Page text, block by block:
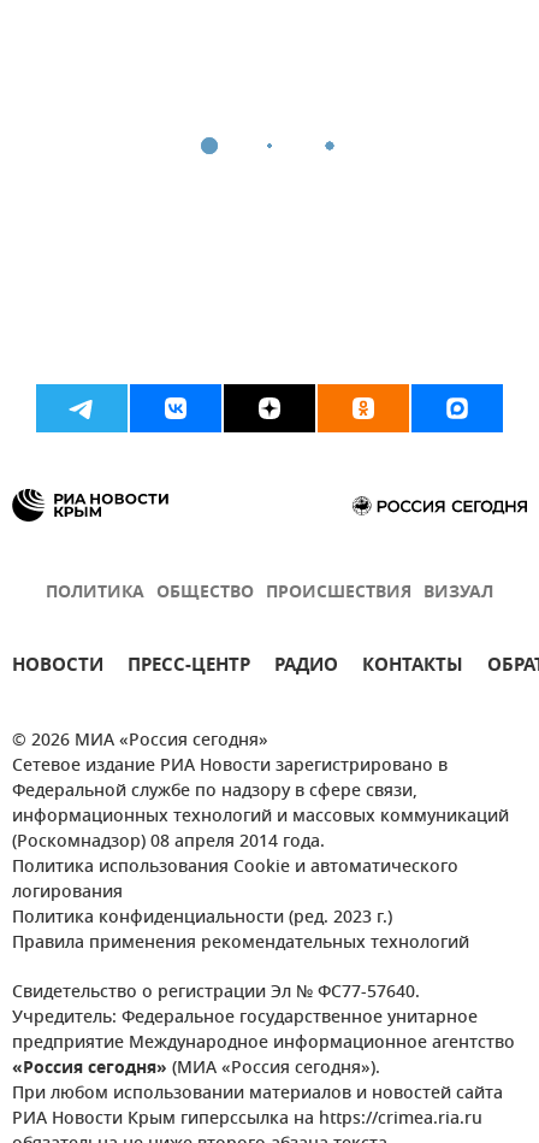
ПОЛИТИКА ОБЩЕСТВО ПРОИСШЕСТВИЯ ВИЗУАЛ
НОВОСТИ ПРЕСС-ЦЕНТР РАДИО КОНТАКТЫ
© 2026 МИА «Россия сегодня»
Сетевое издание РИА Новости зарегистрировано в
Федеральной службе по надзору в сфере связи,
информационных технологий и массовых коммуникаций
(Роскомнадзор) 08 апреля 2014 года.
Политика использования Cookie и автоматического
логирования
Политика конфиденциальности (ред. 2023 г.)
Правила применения рекомендательных технологий
Свидетельство о регистрации Эл № ФС77-57640.
Учредитель: Федеральное государственное унитарное
предприятие Международное информационное агентство
«Россия сегодня» (МИА «Россия сегодня»).
При любом использовании материалов и новостей сайта
РИА Новости Крым гиперссылка на https://crimea.ria.ru